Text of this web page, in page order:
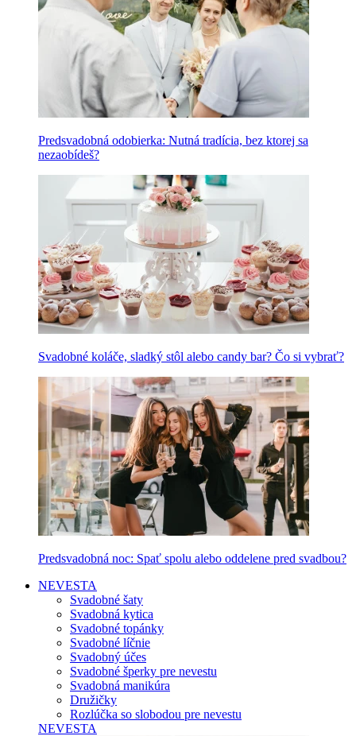
Predsvadobná odobierka: Nutná tradícia, bez ktorej sa
nezaobídeš?
Svadobné koláče, sladký stôl alebo candy bar? Čo si vybrať?
Predsvadobná noc: Spať spolu alebo oddelene pred svadbou?
NEVESTA
Svadobné šaty
Svadobná kytica
Svadobné topánky
Svadobné líčnie
Svadobný účes
Svadobné šperky pre nevestu
Svadobná manikúra
Družičky
Rozlúčka so slobodou pre nevestu
NEVESTA